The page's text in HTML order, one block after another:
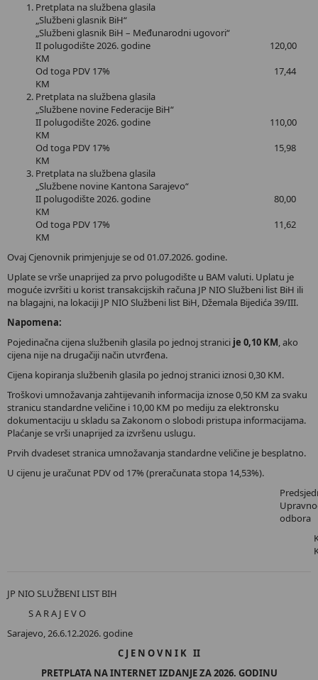
Pretplata na službena glasila
„Službeni glasnik BiH“
„Službeni glasnik BiH – Međunarodni ugovori“
II polugodište 2026. godine 120,00
KM
Od toga PDV 17% 17,44
KM
Pretplata na službena glasila
„Službene novine Federacije BiH“
II polugodište 2026. godine 110,00
KM
Od toga PDV 17% 15,98
KM
Pretplata na službena glasila
„Službene novine Kantona Sarajevo“
II polugodište 2026. godine 80,00
KM
Od toga PDV 17% 11,62
KM
Ovaj Cjenovnik primjenjuje se od 01.07.2026. godine.
Uplate se vrše unaprijed za prvo polugodište u BAM valuti. Uplatu je
moguće izvršiti u korist transakcijskih računa JP NIO Službeni list BiH ili
na blagajni, na lokaciji JP NIO Službeni list BiH, Džemala Bijedića 39/III.
Napomena:
Pojedinačna cijena službenih glasila po jednoj stranici je 0,10 KM, ako
cijena nije na drugačiji način utvrđena.
Cijena kopiranja službenih glasila po jednoj stranici iznosi 0,30 KM.
Troškovi umnožavanja zahtijevanih informacija iznose 0,50 KM za svaku
stranicu standardne veličine i 10,00 KM po mediju za elektronsku
dokumentaciju u skladu sa Zakonom o slobodi pristupa informacijama.
Plaćanje se vrši unaprijed za izvršenu uslugu.
Prvih dvadeset stranica umnožavanja standardne veličine je besplatno.
U cijenu je uračunat PDV od 17% (preračunata stopa 14,53%).
odbora
JP NIO SLUŽBENI LIST BIH
S A R A J E V O
Sarajevo, 26.6.12.2026. godine
C J E N O V N I K II
PRETPLATA NA INTERNET IZDANJE ZA 2026. GODINU